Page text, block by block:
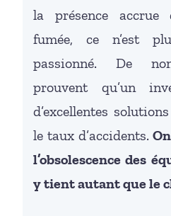
la présence accrue
fumée, ce n’est
passionné. De
prouvent qu’un
d’excellentes
le taux d’accidents.
l’obsolescence des
y tient autant que le